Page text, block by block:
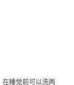
睡觉前可以洗两